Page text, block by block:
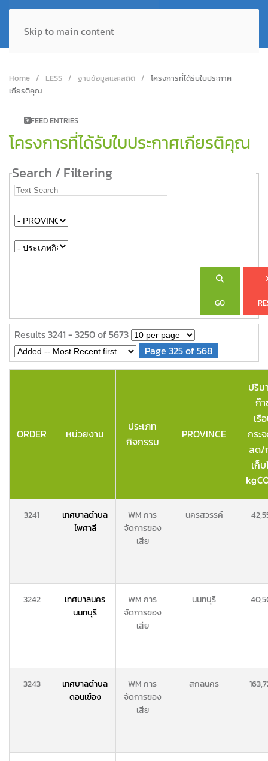
Skip to main content
Home LESS ฐานข้อมูลและสถิติ
โครงการที่ได้รับใบประกาศ
เกียรติคุณ
FEED ENTRIES
โครงการที่ได้รับใบประกาศเกียรติคุณ
Search / Filtering
GO
Results 3241 - 3250 of 5673
Page 325 of 568
ORDER หน่วยงาน
ประเภท
กิจกรรม
PROVINCE
ปริ
ก๊
เรื
กระ
ลด/
เก็
3241
เทศบาลตำบล
ไพศาลี
WM การ
จัดการของ
เสีย
นครสวรรค์
3242
เทศบาลนคร
นนทบุรี
WM การ
จัดการของ
เสีย
นนทบุรี
3243
เทศบาลตำบล
ดอนเขือง
WM การ
จัดการของ
เสีย
สกลนคร